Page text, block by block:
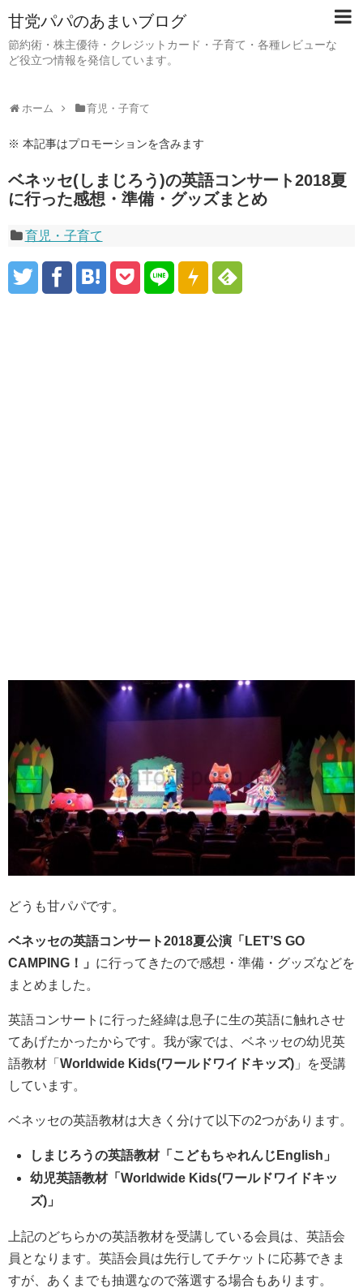
甘党パパのあまいブログ
節約術・株主優待・クレジットカード・子育て・各種レビューな
ど役立つ情報を発信しています。
ホーム 育児・子育て
※ 本記事はプロモーションを含みます
ベネッセ(しまじろう)の英語コンサート2018夏
に行った感想・準備・グッズまとめ
育児・子育て
どうも甘パパです。
ベネッセの英語コンサート2018夏公演「LET’S GO
CAMPING！」 に行ってきたので感想・準備・グッズなどを
まとめました。
英語コンサートに行った経緯は息子に生の英語に触れさせ
てあげたかったからです。我が家では、ベネッセの幼児英
語教材「 Worldwide Kids(ワールドワイドキッズ) 」を受講
しています。
ベネッセの英語教材は大きく分けて以下の2つがあります。
しまじろうの英語教材「こどもちゃれんじEnglish」
幼児英語教材「Worldwide Kids(ワールドワイドキッ
ズ)」
上記のどちらかの英語教材を受講している会員は、英語会
員となります。英語会員は先行してチケットに応募できま
すが、あくまでも抽選なので落選する場合もあります。